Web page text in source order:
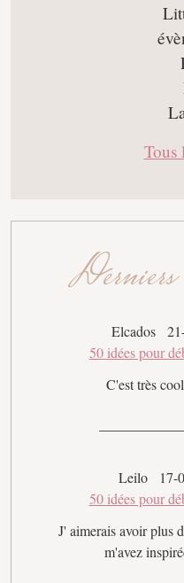
Tous
Derniers
Elcados
50 idées pour
C'est très
Leilo 17-
50 idées pour
J' aimerais avoir plus
m'avez